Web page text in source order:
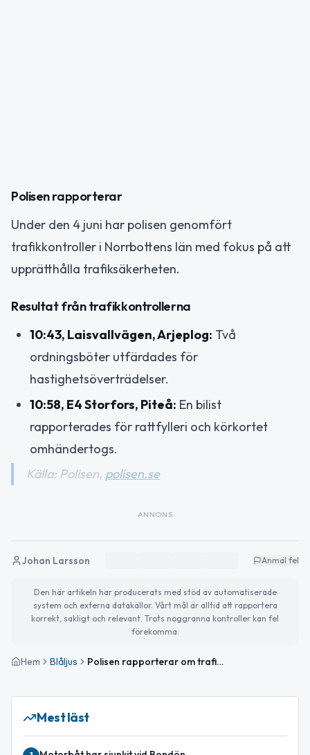
Polisen rapporterar
Under den 4 juni har polisen genomfört
trafikkontroller i Norrbottens län med fokus på att
upprätthålla trafiksäkerheten.
Resultat från trafikkontrollerna
10:43, Laisvallvägen, Arjeplog: Två
ordningsböter utfärdades för
hastighetsöverträdelser.
10:58, E4 Storfors, Piteå: En bilist
rapporterades för rattfylleri och körkortet
omhändertogs.
Källa: Polisen, polisen.se
ANNONS
Johan Larsson Anmäl fel
Den här artikeln har producerats med stöd av automatiserade
system och externa datakällor. Vårt mål är alltid att rapportera
korrekt, sakligt och relevant. Trots noggranna kontroller kan fel
förekomma.
Hem Blåljus Polisen rapporterar om trafikkontroller i Norrbotten – rattfylleri och hastighetsböter
Mest läst